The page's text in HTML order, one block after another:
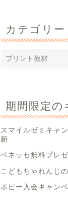
カテゴリー
期間限定の
スマイルゼミキャ
新
ベネッセ無料プレ
こどもちゃれんじ
ポピー入会キャン